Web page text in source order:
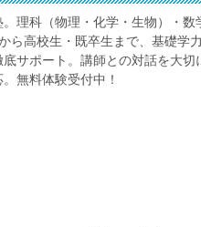
理科（物理・化学・生物）・数
ら高校生・既卒生まで、基礎学
サポート。講師との対話を大切
無料体験受付中！